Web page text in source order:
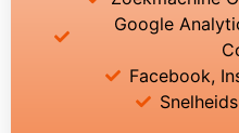
Google
Facebook,